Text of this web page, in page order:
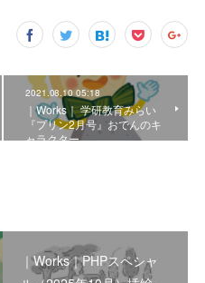
2021.08.10 05:18
｜Works｜ 学研教育みらい
『プリン2月号』おでんのキ
ャラクター
｜Works｜PHPスペシャ